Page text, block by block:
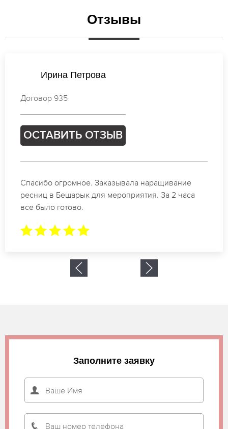
Отзывы
Ксения Новикова
Договор 976
ОСТАВИТЬ ОТЗЫВ
Идеальные мастера своего дела по наращиванию
ресниц в Бешарык. Великолепный результат.
Буду обращаться еще.
Заполните заявку